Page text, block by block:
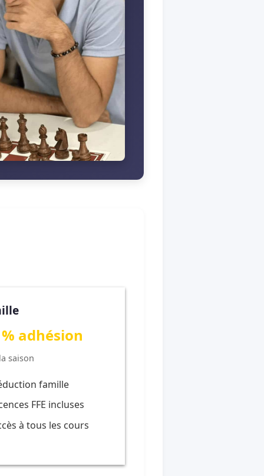
adhésion
saison
famille
FFE incluses
à tous les cours